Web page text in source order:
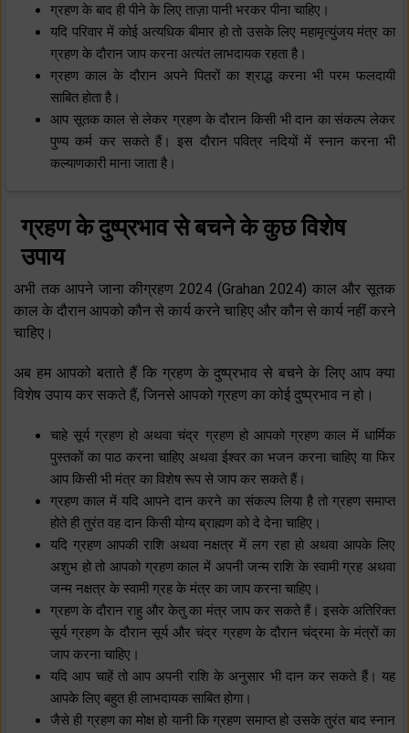
ग्रहण के बाद ही पीने के लिए ताज़ा पानी भरकर पीना चाहिए।
यदि परिवार में कोई अत्यधिक बीमार हो तो उसके लिए महामृत्युंजय मंत्र का
ग्रहण के दौरान जाप करना अत्यंत लाभदायक रहता है।
ग्रहण काल के दौरान अपने पितरों का श्राद्ध करना भी परम फलदायी
साबित होता है।
आप सूतक काल से लेकर ग्रहण के दौरान किसी भी दान का संकल्प लेकर
पुण्य कर्म कर सकते हैं। इस दौरान पवित्र नदियों में स्नान करना भी
कल्याणकारी माना जाता है।
ग्रहण के दुष्प्रभाव से बचने के कुछ विशेष
उपाय
अभी तक आपने जाना कीग्रहण 2024 (Grahan 2024) काल और सूतक
काल के दौरान आपको कौन से कार्य करने चाहिए और कौन से कार्य नहीं करने
चाहिए।
अब हम आपको बताते हैं कि ग्रहण के दुष्प्रभाव से बचने के लिए आप क्या
विशेष उपाय कर सकते हैं, जिनसे आपको ग्रहण का कोई दुष्प्रभाव न हो।
चाहे सूर्य ग्रहण हो अथवा चंद्र ग्रहण हो आपको ग्रहण काल में धार्मिक
पुस्तकों का पाठ करना चाहिए अथवा ईश्वर का भजन करना चाहिए या फिर
आप किसी भी मंत्र का विशेष रूप से जाप कर सकते हैं।
ग्रहण काल में यदि आपने दान करने का संकल्प लिया है तो ग्रहण समाप्त
होते ही तुरंत वह दान किसी योग्य ब्राह्मण को दे देना चाहिए।
यदि ग्रहण आपकी राशि अथवा नक्षत्र में लग रहा हो अथवा आपके लिए
अशुभ हो तो आपको ग्रहण काल में अपनी‌ जन्म राशि के स्वामी ग्रह अथवा
जन्म नक्षत्र के स्वामी ग्रह के मंत्र का जाप करना चाहिए।
ग्रहण के दौरान राहु और केतु का मंत्र जाप कर सकते हैं। इसके अतिरिक्त
सूर्य ग्रहण के दौरान सूर्य और चंद्र ग्रहण के दौरान चंद्रमा के मंत्रों का
जाप करना चाहिए।
यदि आप चाहें तो आप अपनी राशि के अनुसार भी दान कर सकते हैं। यह
आपके लिए बहुत ही लाभदायक साबित होगा।
जैसे ही ग्रहण का मोक्ष हो यानी कि ग्रहण समाप्त हो उसके तुरंत बाद स्नान